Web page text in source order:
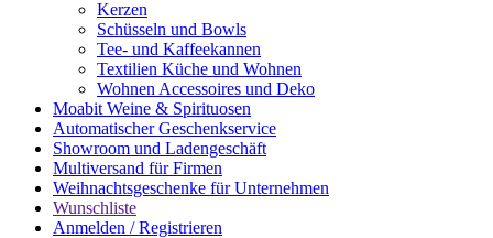
Kerzen
Schüsseln und Bowls
Tee- und Kaffeekannen
Textilien Küche und Wohnen
Wohnen Accessoires und Deko
Moabit Weine & Spirituosen
Automatischer Geschenkservice
Showroom und Ladengeschäft
Multiversand für Firmen
Weihnachtsgeschenke für Unternehmen
Wunschliste
Anmelden / Registrieren